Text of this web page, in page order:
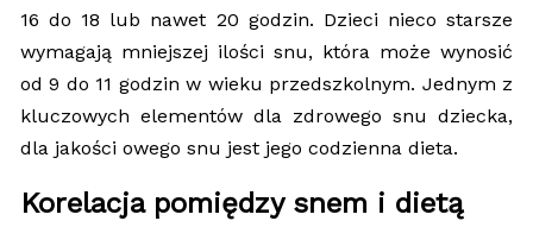
16 do 18 lub nawet 20 godzin. Dzieci nieco starsze
wymagają mniejszej ilości snu, która może wynosić
od 9 do 11 godzin w wieku przedszkolnym. Jednym z
kluczowych elementów dla zdrowego snu dziecka,
dla jakości owego snu jest jego codzienna dieta.
Korelacja pomiędzy snem i dietą